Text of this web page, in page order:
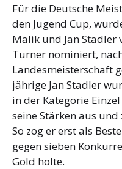
Für die Deutsche
den Jugend Cup,
Malik und Jan Stadler
Turner nominiert,
Landesmeisterschaft
jährige Jan Stadler
in der Kategorie
seine Stärken aus
So zog er erst als
gegen sieben
Gold holte.